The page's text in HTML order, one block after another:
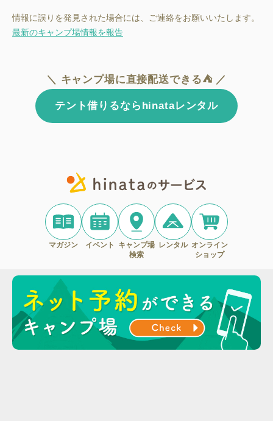
情報に誤りを発見された場合には、ご連絡をお願いいたします。
最新のキャンプ場情報を報告
＼ キャンプ場に直接配送できる⛺ ／
テント借りるならhinataレンタル
マガジン イベント
キャンプ場
検索
レンタル オンライン
ショップ